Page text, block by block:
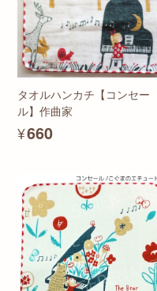
タオルハンカチ【コンセー
ル】作曲家
¥660